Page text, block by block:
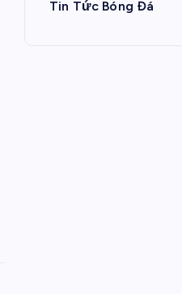
Tin Tức Bóng Đá